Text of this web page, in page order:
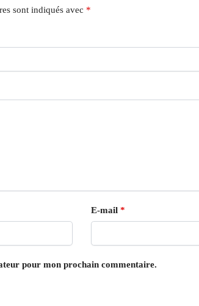
sont indiqués avec *
E-mail *
pour mon prochain commentaire.